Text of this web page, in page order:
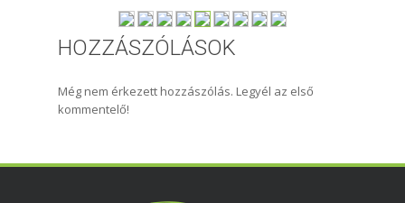
HOZZÁSZÓLÁSOK
Még nem érkezett hozzászólás. Legyél az első
kommentelő!